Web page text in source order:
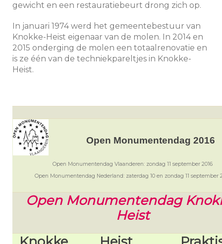
gewicht en een restauratiebeurt drong zich op.
In januari 1974 werd het gemeentebestuur van
Knokke-Heist eigenaar van de molen. In 2014 en
2015 onderging de molen een totaalrenovatie en
is ze één van de techniekpareltjes in Knokke-
Heist.
Open Monumentendag 2016
Open Monumentendag Vlaanderen: zondag 11 september 2016
Open Monumentendag Nederland: zaterdag 10 en zondag 11 september
Open Monumentendag
Heist